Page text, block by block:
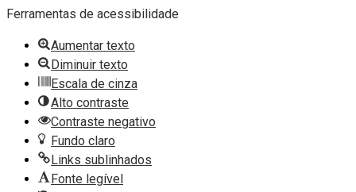
barra
ferramentas
Ferramentas de acessibilidade
Aumentar texto
Diminuir texto
Escala de cinza
Alto contraste
Contraste negativo
Fundo claro
Links sublinhados
Fonte legível